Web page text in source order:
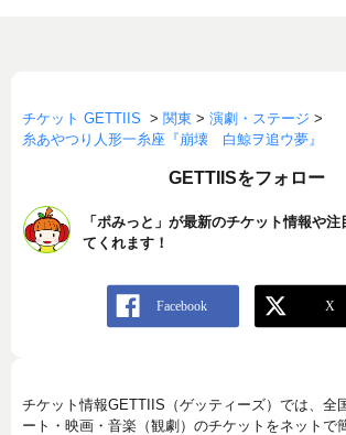
チケット GETTIIS > 関東 > 演劇・ステージ >
糸あやつり人形一糸座『崩壊 白鯨ヲ追ウ夢』
GETTIISをフォロー
「ポみっと」が最新のチケット情報や
てくれます！
チケット情報GETTIIS（ゲッティーズ）では、全
ート・映画・音楽（観劇）のチケットをネットで